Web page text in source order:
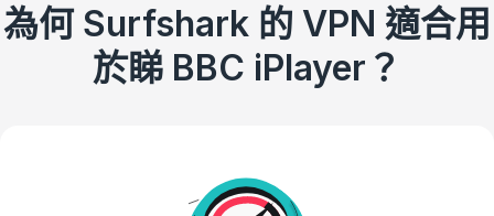
為何 Surfshark 的 VPN 適合用
於睇 BBC iPlayer？